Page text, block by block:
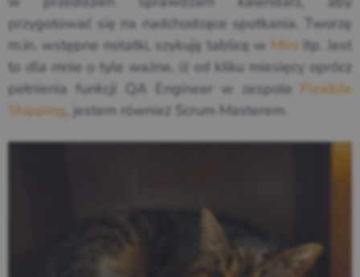
przygotować się na nadchodzące spotkania. Tworzę
m.in. wstępne notatki, szykuję tablicę w Miroitp. Jest
to dla mnie o tyle ważne, iż od kilku miesięcy oprócz
pełnienia funkcji QA Engineer w zespole Flexible
Shipping , jestem również Scrum Masterem.